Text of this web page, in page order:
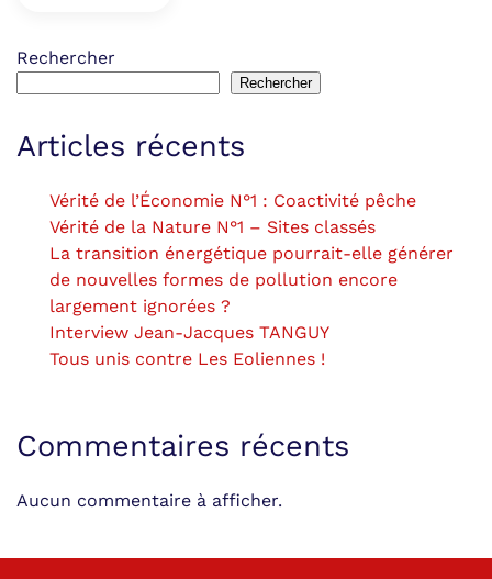
Rechercher
Rechercher
Articles récents
Vérité de l’Économie N°1 : Coactivité pêche
Vérité de la Nature N°1 – Sites classés
La transition énergétique pourrait-elle générer
de nouvelles formes de pollution encore
largement ignorées ?
Interview Jean-Jacques TANGUY
Tous unis contre Les Eoliennes !
Commentaires récents
Aucun commentaire à afficher.